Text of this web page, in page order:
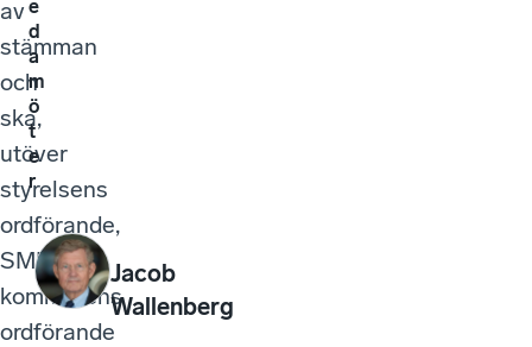
av
stämman
och
ska,
utöver
styrelsens
ordförande,
SME-
kommitténs
ordförande
e
d
a
m
ö
t
e
r
Jacob
Wallenberg